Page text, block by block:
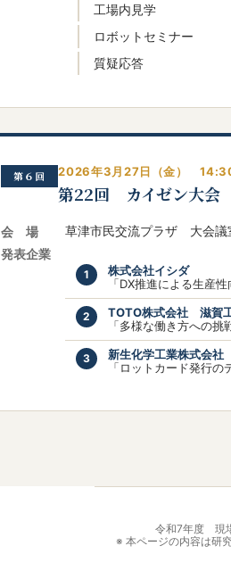
工場内見学
ロボットセミナー
質疑応答
第６回 2026年3月27日（金）
第22回 カイゼン大会
会 場
草津市民交流プラザ 大会議
発表企業
株式会社イシダ
「DX推進による生産性
TOTO株式会社 滋賀
「多様な働き方への
新生化学工業株式会社
「ロットカード発行の
令和7年度 現
※ 本ページの内容は研